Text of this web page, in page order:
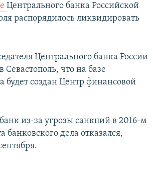
Центрального банка Российской
распорядилось ликвидировать
Центрального банка России
Севастополь, что на базе
будет создан Центр финансовой
из-за угрозы санкций в 2016-м
дела отказался,